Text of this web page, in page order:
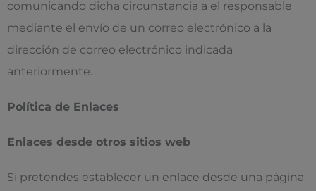
comunicando dicha circunstancia a el responsable
mediante el envío de un correo electrónico a la
dirección de correo electrónico indicada
anteriormente.
Política de Enlaces
Enlaces desde otros sitios web
Si pretendes establecer un enlace desde una página